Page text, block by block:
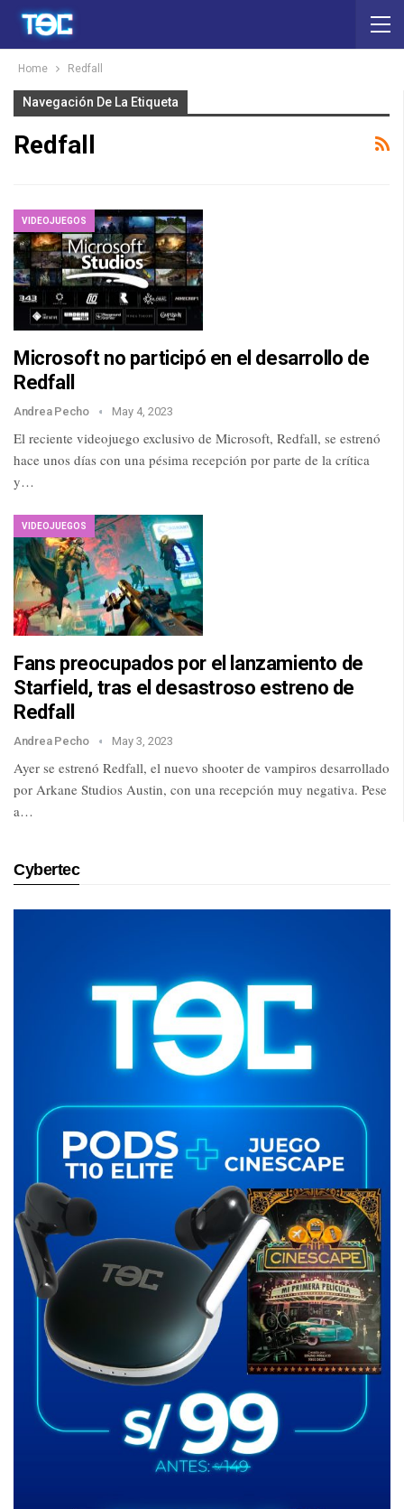
Home Redfall
Navegación De La Etiqueta
Redfall
VIDEOJUEGOS
Microsoft no participó en el desarrollo de
Redfall
Andrea Pecho May 4, 2023
El reciente videojuego exclusivo de Microsoft, Redfall, se estrenó
hace unos días con una pésima recepción por parte de la crítica
y…
VIDEOJUEGOS
Fans preocupados por el lanzamiento de
Starfield, tras el desastroso estreno de
Redfall
Andrea Pecho May 3, 2023
Ayer se estrenó Redfall, el nuevo shooter de vampiros desarrollado
por Arkane Studios Austin, con una recepción muy negativa. Pese
a…
Cybertec